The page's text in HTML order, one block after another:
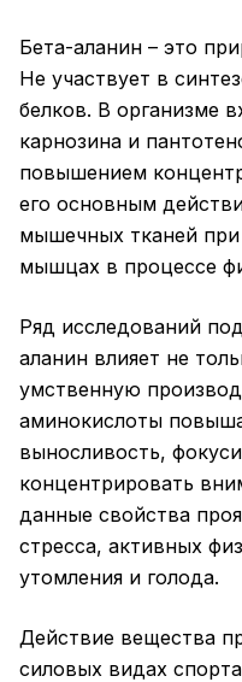
Бета-аланин – это
Не участвует в
белков. В организме
карнозина и
повышением
его основным
мышечных тканей при
мышцах в процессе
Ряд исследований
аланин влияет не
умственную
аминокислоты
выносливость,
концентрировать
данные свойства
стресса, активных
утомления и голода.
Действие вещества
силовых видах